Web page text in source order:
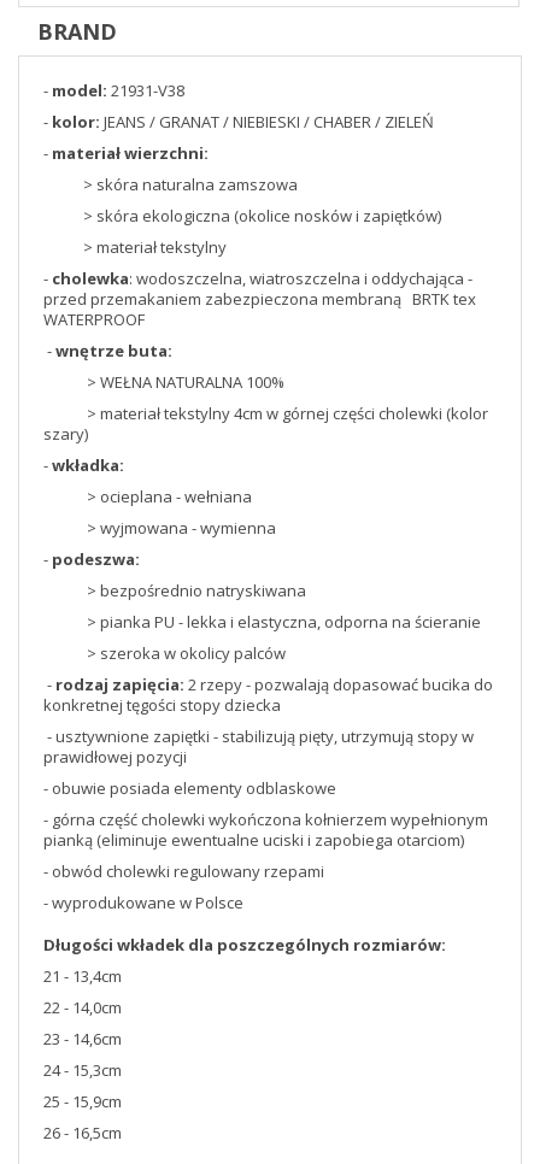
BRAND
- model: 21931-V38
- kolor: JEANS / GRANAT / NIEBIESKI / CHABER / ZIELEŃ
- materiał wierzchni:
> skóra naturalna zamszowa
> skóra ekologiczna (okolice nosków i zapiętków)
> materiał tekstylny
- cholewka: wodoszczelna, wiatroszczelna i oddychająca -
przed przemakaniem zabezpieczona membraną BRTK tex
WATERPROOF
-wnętrze buta:
> WEŁNA NATURALNA 100%
> materiał tekstylny 4cm w górnej części cholewki (kolor
szary)
-wkładka:
> ocieplana - wełniana
> wyjmowana - wymienna
- podeszwa:
> bezpośrednio natryskiwana
> pianka PU - lekka i elastyczna, odporna na ścieranie
> szeroka w okolicy palców
- rodzaj zapięcia: 2 rzepy - pozwalają dopasować bucika do
konkretnej tęgości stopy dziecka
- usztywnione zapiętki - stabilizują pięty, utrzymują stopy w
prawidłowej pozycji
- obuwie posiada elementy odblaskowe
- górna część cholewki wykończona kołnierzem wypełnionym
pianką (eliminuje ewentualne uciski i zapobiega otarciom)
- obwód cholewki regulowany rzepami
- wyprodukowane w Polsce
Długości wkładek dla poszczególnych rozmiarów:
21 - 13,4cm
22 - 14,0cm
23 - 14,6cm
24 - 15,3cm
25 - 15,9cm
26 - 16,5cm